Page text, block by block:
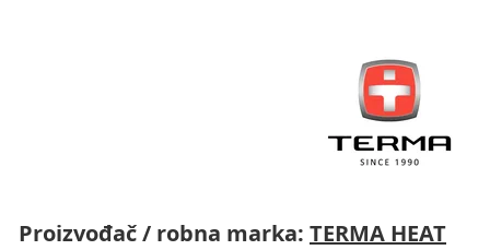
Proizvođač / robna marka: TERMA HEAT